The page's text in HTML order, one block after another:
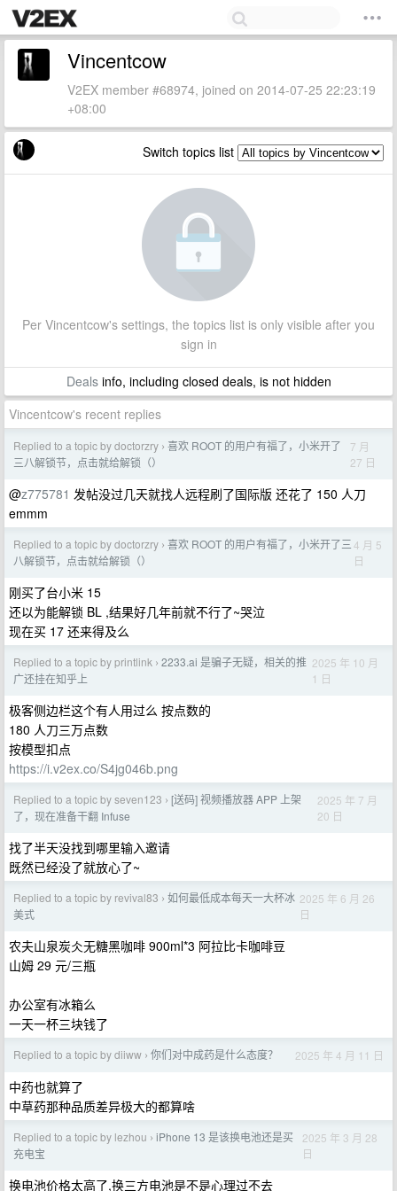
Vincentcow
V2EX member #68974, joined on 2014-07-25 22:23:19
+08:00
Switch topics list
Per Vincentcow's settings, the topics list is only visible after you
sign in
Dealsinfo, including closed deals, is not hidden
Vincentcow's recent replies
Replied to a topic by doctorzry › 喜欢 ROOT 的用户有福了，小米开了
三八解锁节，点击就给解锁（）
7 月
27 日
@z775781 发帖没过几天就找人远程刷了国际版 还花了 150 人刀
emmm
Replied to a topic by doctorzry › 喜欢 ROOT 的用户有福了，小米开了三
八解锁节，点击就给解锁（）
4 月 5
日
刚买了台小米 15
还以为能解锁 BL ,结果好几年前就不行了~哭泣
现在买 17 还来得及么
Replied to a topic by printlink › 2233.ai 是骗子无疑，相关的推
广还挂在知乎上
2025 年 10 月
1 日
极客侧边栏这个有人用过么 按点数的
180 人刀三万点数
按模型扣点
https://i.v2ex.co/S4jg046b.png
Replied to a topic by seven123 › [送码] 视频播放器 APP 上架
了，现在准备干翻 Infuse
2025 年 7 月
20 日
找了半天没找到哪里输入邀请
既然已经没了就放心了~
Replied to a topic by revival83 › 如何最低成本每天一大杯冰
美式
2025 年 6 月 26
日
农夫山泉炭仌无糖黑咖啡 900ml*3 阿拉比卡咖啡豆
山姆 29 元/三瓶
办公室有冰箱么
一天一杯三块钱了
Replied to a topic by diiww › 你们对中成药是什么态度？ 2025 年 4 月 11 日
中药也就算了
中草药那种品质差异极大的都算啥
Replied to a topic by lezhou › iPhone 13 是该换电池还是买
充电宝
2025 年 3 月 28
日
换电池价格太高了,换三方电池是不是心理过不去